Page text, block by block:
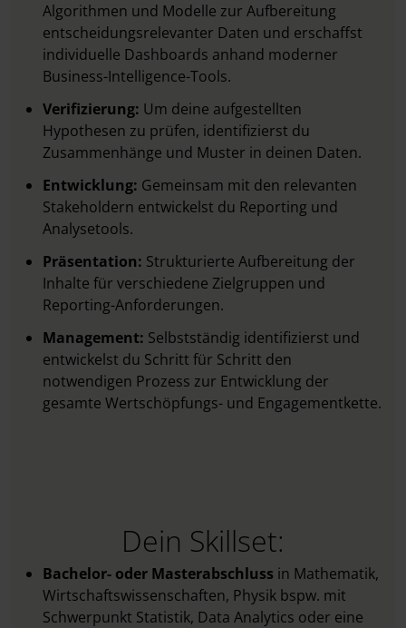
Algorithmen und Modelle zur Aufbereitung
entscheidungsrelevanter Daten und erschaffst
individuelle Dashboards anhand moderner
Business-Intelligence-Tools.
Verifizierung: Um deine aufgestellten
Hypothesen zu prüfen, identifizierst du
Zusammenhänge und Muster in deinen Daten.
Entwicklung: Gemeinsam mit den relevanten
Stakeholdern entwickelst du Reporting und
Analysetools.
Präsentation: Strukturierte Aufbereitung der
Inhalte für verschiedene Zielgruppen und
Reporting-Anforderungen.
Management: Selbstständig identifizierst und
entwickelst du Schritt für Schritt den
notwendigen Prozess zur Entwicklung der
gesamte Wertschöpfungs- und Engagementkette.
Dein Skillset:
Bachelor- oder Masterabschluss in Mathematik,
Wirtschaftswissenschaften, Physik bspw. mit
Schwerpunkt Statistik, Data Analytics oder eine